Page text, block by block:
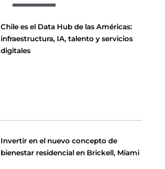
Chile es el Data Hub de las Américas:
infraestructura, IA, talento y servicios
digitales
Invertir en el nuevo concepto de
bienestar residencial en Brickell, Miami